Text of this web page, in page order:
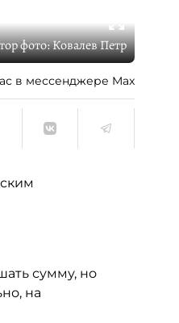
фото:Ковалев Петр
в мессенджере Max
сумму, но
на